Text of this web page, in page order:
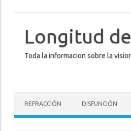
contenido
Longitud
Toda la informacion sobre la
REFRACCIÓN DISFUNCIÓN